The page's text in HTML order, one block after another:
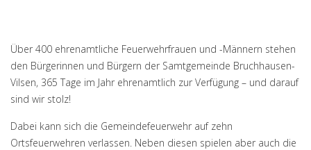
Über 400 ehrenamtliche Feuerwehrfrauen und -Männern stehen
den Bürgerinnen und Bürgern der Samtgemeinde Bruchhausen-
Vilsen, 365 Tage im Jahr ehrenamtlich zur Verfügung – und darauf
sind wir stolz!
Dabei kann sich die Gemeindefeuerwehr auf zehn
Ortsfeuerwehren verlassen. Neben diesen spielen aber auch die